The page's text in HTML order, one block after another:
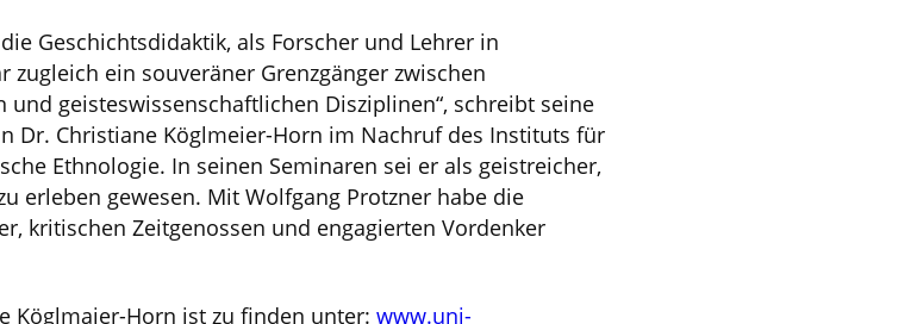
Geschichtsdidaktik, als Forscher und Lehrer in
ein souveräner Grenzgänger zwischen
geisteswissenschaftlichen Disziplinen“, schreibt seine
Dr. Christiane Köglmeier-Horn im Nachruf des Instituts für
Ethnologie. In seinen Seminaren sei er als geistreicher,
erleben gewesen. Mit Wolfgang Protzner habe die
kritischen Zeitgenossen und engagierten Vordenker
Köglmaier-Horn ist zu finden unter: www.uni-